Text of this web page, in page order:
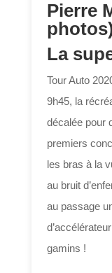
Pierre
La
Tour Auto
9h45, la
décalée pour
premiers
les bras à la
au bruit
au passage
gamins !